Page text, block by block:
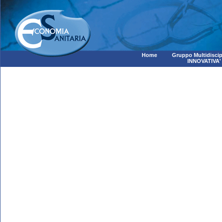
Home
Gruppo
INNOVATIVA'